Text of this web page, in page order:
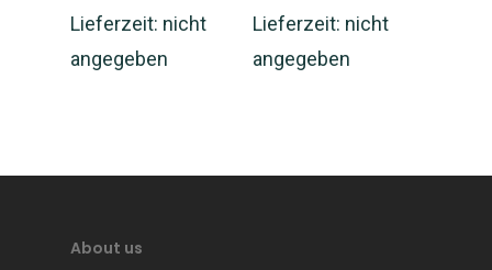
Lieferzeit: nicht
angegeben
Lieferzeit: nicht
angegeben
About us